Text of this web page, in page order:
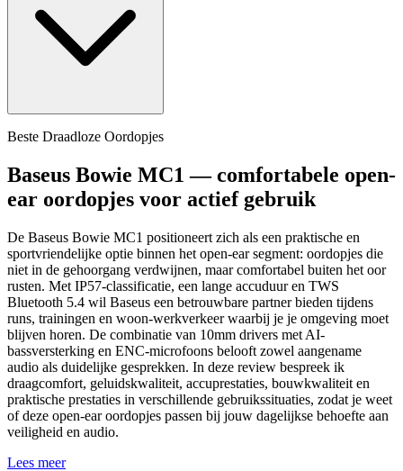
Beste Draadloze Oordopjes
Baseus Bowie MC1 — comfortabele open-
ear oordopjes voor actief gebruik
De Baseus Bowie MC1 positioneert zich als een praktische en
sportvriendelijke optie binnen het open-ear segment: oordopjes die
niet in de gehoorgang verdwijnen, maar comfortabel buiten het oor
rusten. Met IP57-classificatie, een lange accuduur en TWS
Bluetooth 5.4 wil Baseus een betrouwbare partner bieden tijdens
runs, trainingen en woon-werkverkeer waarbij je je omgeving moet
blijven horen. De combinatie van 10mm drivers met AI-
bassversterking en ENC-microfoons belooft zowel aangename
audio als duidelijke gesprekken. In deze review bespreek ik
draagcomfort, geluidskwaliteit, accuprestaties, bouwkwaliteit en
praktische prestaties in verschillende gebruikssituaties, zodat je weet
of deze open-ear oordopjes passen bij jouw dagelijkse behoefte aan
veiligheid en audio.
Lees meer